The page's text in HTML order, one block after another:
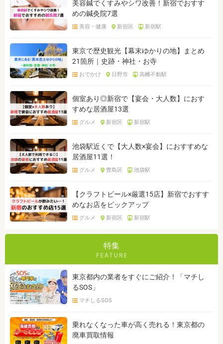
美容鍼でくすみやシワ改善！新宿でおすす
めの鍼灸院7選
美容・健康 新宿区 新宿駅
東京で歴史観光【幕末ゆかりの地】まとめ
21箇所｜史跡・神社・お寺
おでかけ 日野市 高幡不動駅
個室あり◎新宿で【宴会・大人数】におす
すめな居酒屋13選
グルメ 新宿区 新宿駅
池袋駅近くで【大人数×宴会】におすすめな
居酒屋11選！
グルメ 豊島区 池袋駅
【クラフトビール×厳選15店】新宿でおすす
めなお店をピックアップ
グルメ 新宿区 新宿駅
特集
東京都内の業者をすぐにご紹介！「マチし
るSOS」
マチしるSOS
乗れなくなった車が高く売れる！東京都の
廃車買取情報